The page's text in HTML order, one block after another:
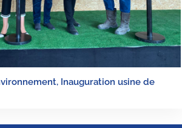
Inauguration usine de